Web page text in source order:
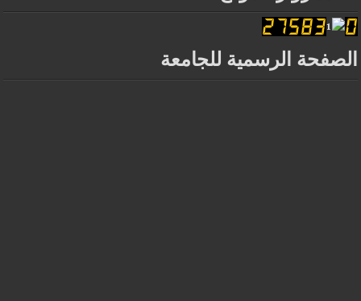
الصفحة الرسمية للجامعة